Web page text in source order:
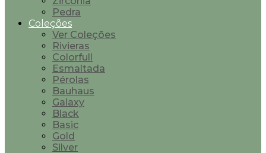
Pedra
Coleções
Ver Coleções
Rivieras
Colorfull
Esmaltada
Pérolas
Bauhaus
Galaxy
Black
Basic
Gold
Silver